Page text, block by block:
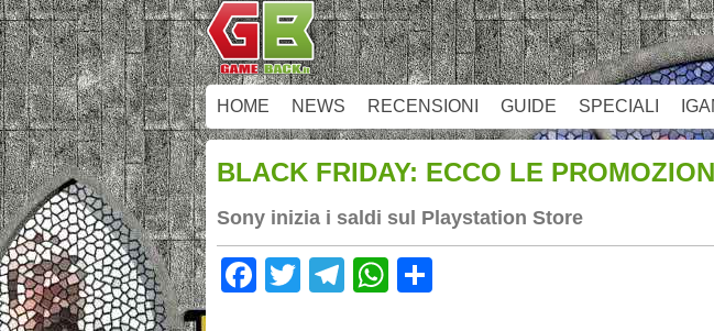
HOME NEWS RECENSIONI GUIDE SPECIALI
BLACK FRIDAY: ECCO LE
Sony inizia i saldi sul Playstation Store
Facebook
TwitterTelegram
WhatsApp